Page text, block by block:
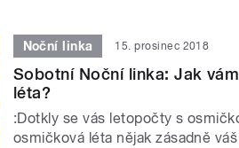
Noční linka 15. prosinec 2018
Sobotní Noční linka: Jak
léta?
:Dotkly se vás letopočty s
osmičková léta nějak zásadně